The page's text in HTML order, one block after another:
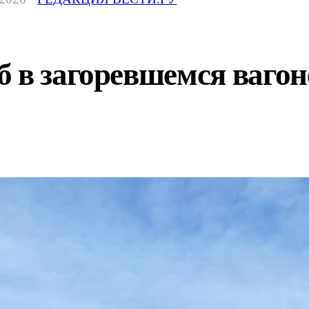
загоревшемся